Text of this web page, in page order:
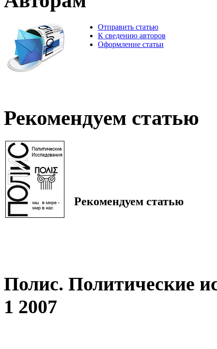
Отправить статью
К сведению авторов
Оформление статьи
Рекомендуем статью
Рекомендуем статью
Полис. Политические
1 2007